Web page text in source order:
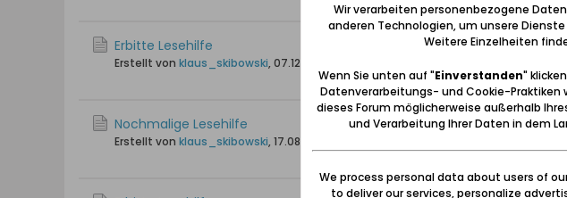
Erbitte Lesehilfe
Erstellt von klaus_skibowski, 07.12.2025, 19:17
Nochmalige Lesehilfe
Erstellt von klaus_skibowski, 17.08.2025, 19:20
Wir verarbeiten personenbezogene
anderen Technologien, um unsere
Weitere Einzelheiten
Wenn Sie unten auf "Einverstanden"
Datenverarbeitungs- und Cookie-Praktiken
dieses Forum möglicherweise außerhalb
und Verarbeitung Ihrer Daten in dem
We process personal data about users of
to deliver our services, personalize